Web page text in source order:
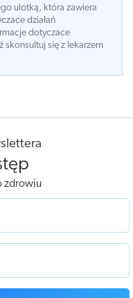
ulotką, która zawiera
działań
dotyczace
się z lekarzem
zdrowiu